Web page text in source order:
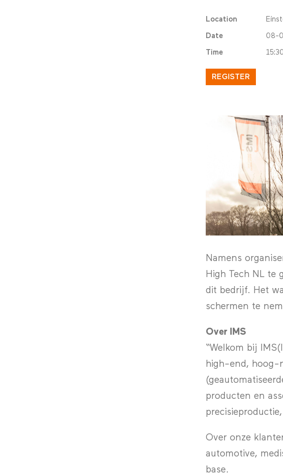
Location
Date 08-
Time
REGISTER
Namens
High Tech NL te
dit bedrijf. Het
schermen te
Over IMS
“Welkom bij
high-end, hoog-
producten en
Over onze
automotive,
base.